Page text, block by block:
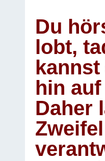
Du
lobt,
hin
Daher